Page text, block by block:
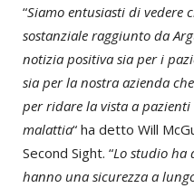
“Siamo entusiasti di vedere
sostanziale raggiunto da
notizia positiva sia per i
sia per la nostra azienda
per ridare la vista a
malattia“ ha detto Will
Second Sight. “Lo studio
hanno una sicurezza a